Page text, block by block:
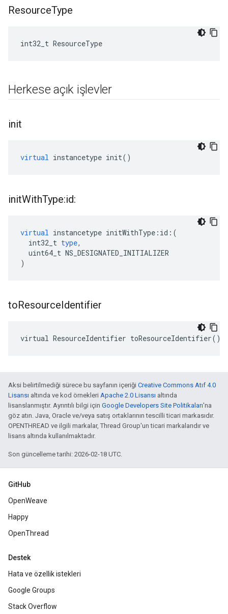
ResourceType
int32_t ResourceType
Herkese açık işlevler
init
virtual instancetype init()
initWithType:id:
virtual instancetype initWithType : id :(
int32_t type,
uint64_t NS_DESIGNATED_INITIALIZER
)
toResourceIdentifier
virtual ResourceIdentifier toResourceIdentifier()
Aksi belirtilmediği sürece bu sayfanın içeriği Creative Commons Atıf 4.0
Lisansı altında ve kod örnekleri Apache 2.0 Lisansı altında
lisanslanmıştır. Ayrıntılı bilgi için Google Developers Site Politikaları'na
göz atın. Java, Oracle ve/veya satış ortaklarının tescilli ticari markasıdır.
OPENTHREAD ve ilgili markalar, Thread Group'un ticari markalarıdır ve
lisans altında kullanılmaktadır.
Son güncelleme tarihi: 2026-02-18 UTC.
GitHub
OpenWeave
Happy
OpenThread
Destek
Hata ve özellik istekleri
Google Groups
Stack Overflow